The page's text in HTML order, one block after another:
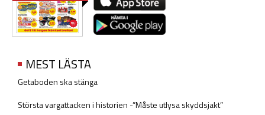
MEST LÄSTA
Getaboden ska stänga
Största vargattacken i historien -”Måste utlysa skyddsjakt”